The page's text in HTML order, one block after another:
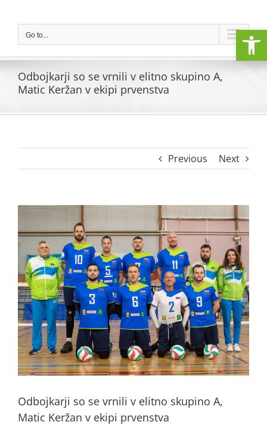
contentGo to...
Odbojkarji so se vrnili v elitno skupino A,
Matic Keržan v ekipi prvenstva
Previous Next
Image
Odbojkarji so se vrnili v elitno skupino A,
Matic Keržan v ekipi prvenstva